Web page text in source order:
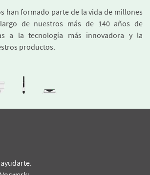
han formado parte de la vida de millones
de nuestros más de 140 años de
a la tecnología más innovadora y la
productos.